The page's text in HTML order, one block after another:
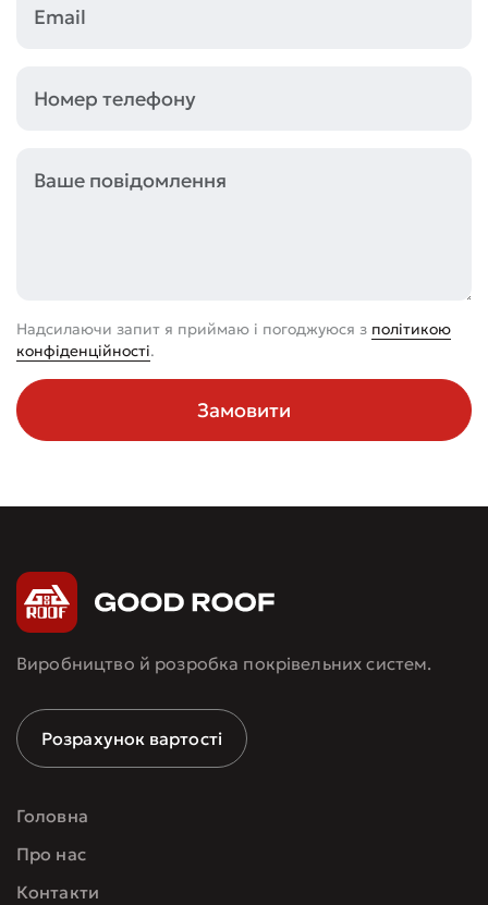
Надсилаючи запит я приймаю і погоджуюся з політикою
конфіденційності.
Замовити
Виробництво й розробка покрівельних систем.
Розрахунок вартості
Головна
Про нас
Контакти